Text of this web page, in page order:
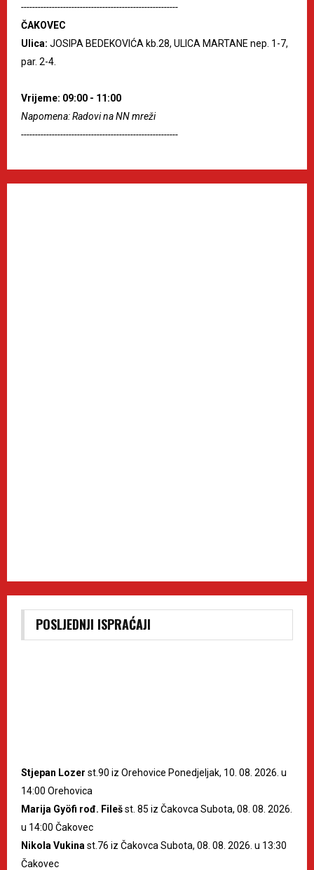
--------------------------------------------------------
ČAKOVEC
Ulica: JOSIPA BEDEKOVIĆA kb.28, ULICA MARTANE nep. 1-7,
par. 2-4.
Vrijeme: 09:00 - 11:00
Napomena: Radovi na NN mreži
--------------------------------------------------------
POSLJEDNJI ISPRAĆAJI
Stjepan Lozer st.90 iz Orehovice Ponedjeljak, 10. 08. 2026. u
14:00 Orehovica
Marija Gyöfi rođ. Filešst. 85 iz Čakovca Subota, 08. 08. 2026.
u 14:00 Čakovec
Nikola Vukina st.76 iz Čakovca Subota, 08. 08. 2026. u 13:30
Čakovec